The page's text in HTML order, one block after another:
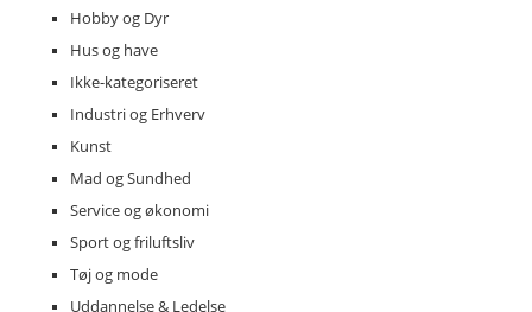
Hobby og Dyr
Hus og have
Ikke-kategoriseret
Industri og Erhverv
Kunst
Mad og Sundhed
Service og økonomi
Sport og friluftsliv
Tøj og mode
Uddannelse & Ledelse